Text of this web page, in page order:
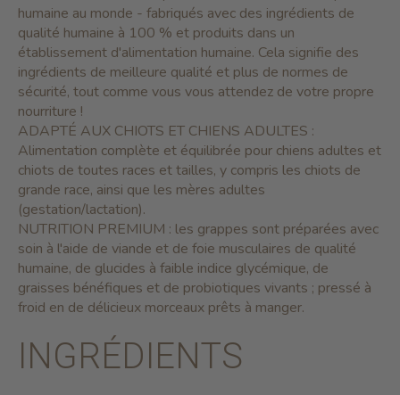
humaine au monde - fabriqués avec des ingrédients de
qualité humaine à 100 % et produits dans un
établissement d'alimentation humaine. Cela signifie des
ingrédients de meilleure qualité et plus de normes de
sécurité, tout comme vous vous attendez de votre propre
nourriture !
ADAPTÉ AUX CHIOTS ET CHIENS ADULTES :
Alimentation complète et équilibrée pour chiens adultes et
chiots de toutes races et tailles, y compris les chiots de
grande race, ainsi que les mères adultes
(gestation/lactation).
NUTRITION PREMIUM : les grappes sont préparées avec
soin à l'aide de viande et de foie musculaires de qualité
humaine, de glucides à faible indice glycémique, de
graisses bénéfiques et de probiotiques vivants ; pressé à
froid en de délicieux morceaux prêts à manger.
INGRÉDIENTS